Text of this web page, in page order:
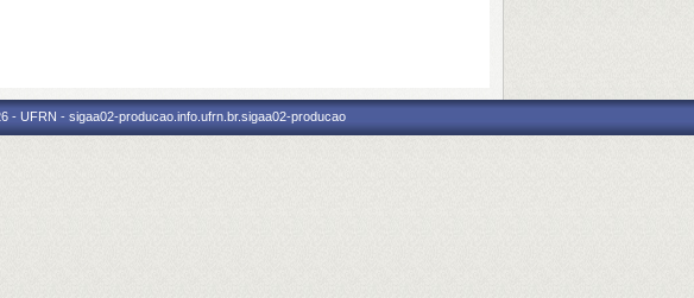
- UFRN - sigaa02-producao.info.ufrn.br.sigaa02-producao